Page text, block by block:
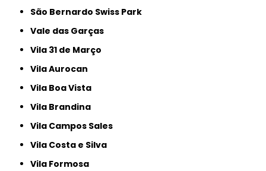
São Bernardo Swiss Park
Vale das Garças
Vila 31 de Março
Vila Aurocan
Vila Boa Vista
Vila Brandina
Vila Campos Sales
Vila Costa e Silva
Vila Formosa